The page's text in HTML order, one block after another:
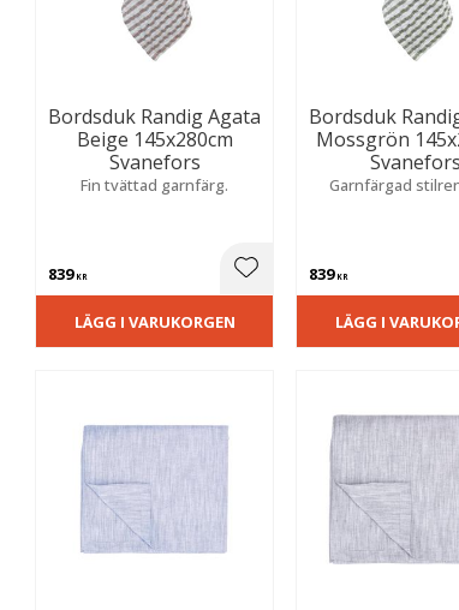
Bordsduk Randig Agata
Beige 145x280cm
Svanefors
Fin tvättad garnfärg.
839KR Lägg till i favoriter
LÄGG I VARUKORGEN
Bordsduk
Mossgrön
Svanefors
Garnfärgad
839KR
LÄGG I